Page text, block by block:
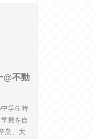
@不動
学生時
費を自
業、大